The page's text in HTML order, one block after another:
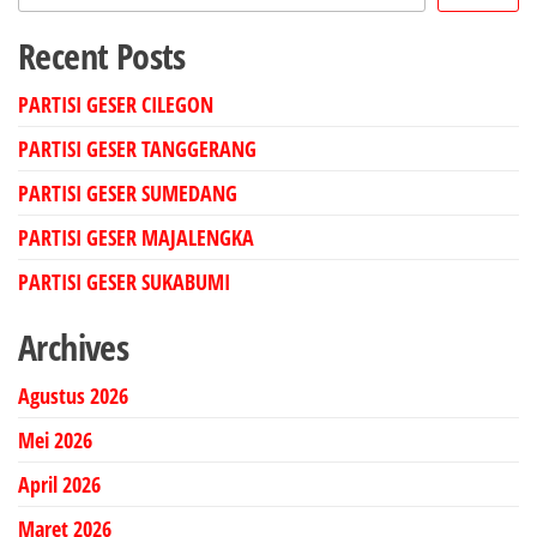
Recent Posts
PARTISI GESER CILEGON
PARTISI GESER TANGGERANG
PARTISI GESER SUMEDANG
PARTISI GESER MAJALENGKA
PARTISI GESER SUKABUMI
Archives
Agustus 2026
Mei 2026
April 2026
Maret 2026